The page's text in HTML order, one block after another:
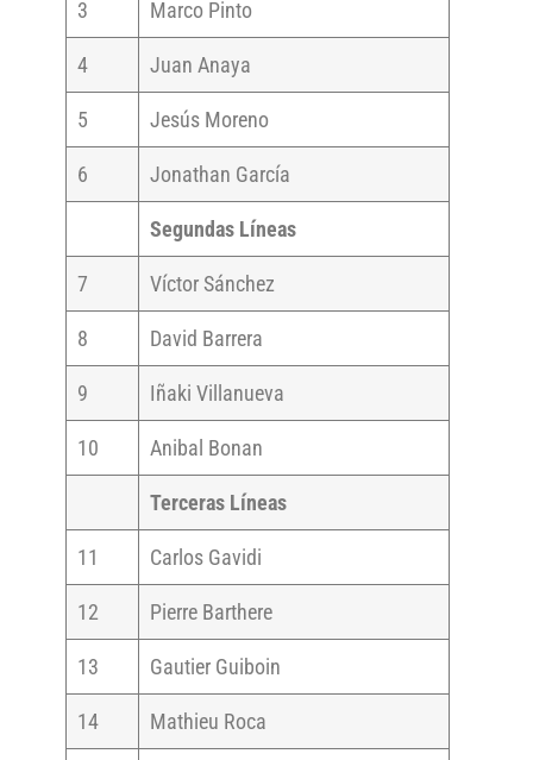
3 Marco Pinto
4 Juan Anaya
5 Jesús Moreno
6 Jonathan García
Segundas Líneas
7 Víctor Sánchez
8 David Barrera
9 Iñaki Villanueva
10 Anibal Bonan
Terceras Líneas
11 Carlos Gavidi
12 Pierre Barthere
13 Gautier Guiboin
14 Mathieu Roca